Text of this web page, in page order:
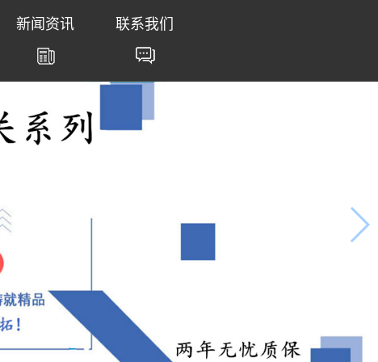
新闻资讯 联系我们